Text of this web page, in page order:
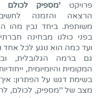
פרויקט 'מספיק לכולם
הרצאה והזמנה
משותפת. ביחד נבין מהו
בפני כולנו מבחינה
ועד כמה הוא נוגע לכל אחד
גם ברמה הגלובלית,
המקומית והיומיומית,
בשימת דגש על הפתרון:
מצב של ''מספיק, לכולם,